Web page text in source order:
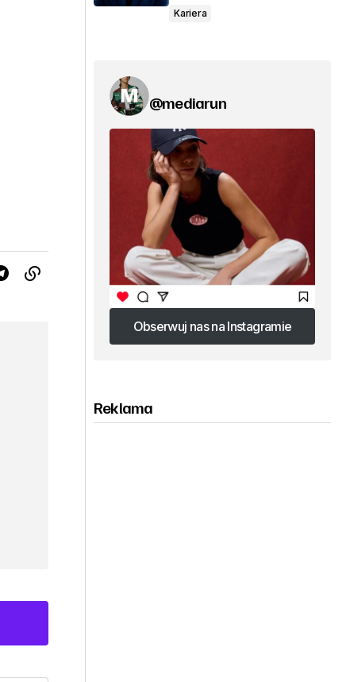
Kariera
@mediarun
Obserwuj nas na Instagramie
Obserwuj nas na Instagramie
Reklama